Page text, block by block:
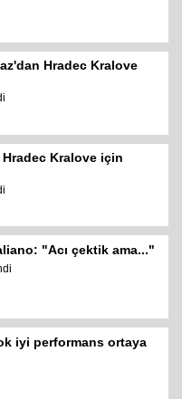
Hradec Kralove
Kralove için
"Acı çektik ama..."
iyi performans ortaya